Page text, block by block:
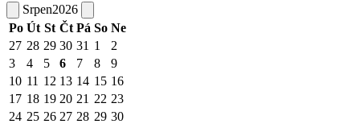
Srpen2026
Po Út St Čt Pá So Ne
27 28 29 30 31 1
2
3
4 5 6 7 8
9
10 11 12 13 14 15 16
17 18 19 20 21 22 23
24 25 26 27 28 29 30